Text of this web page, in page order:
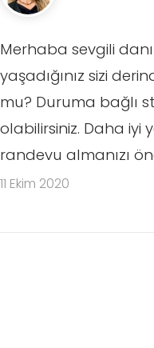
Merhaba sevgili
yaşadığınız sizi
mu? Duruma bağlı
olabilirsiniz. Daha iyi
randevu almanızı
11 Ekim 2020